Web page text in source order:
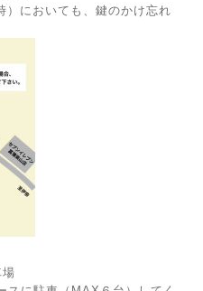
においても、鍵のかけ忘れ